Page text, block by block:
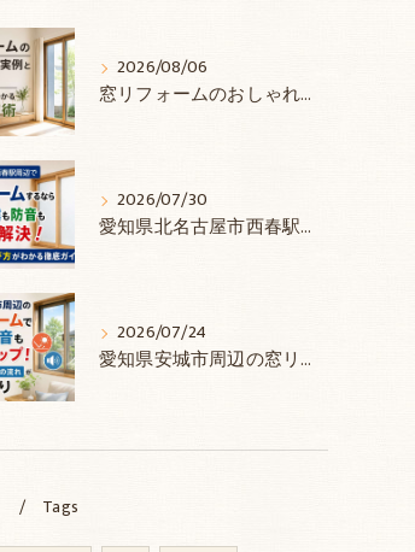
2026/08/06
窓リフォームのおしゃれな実例と選び方―費用相場もわかる魅せる窓術
2026/07/30
愛知県北名古屋市西春駅周辺で窓リフォームするなら断熱も結露も防音もまるごと解決！費用相場や選び方がわかる徹底ガイド
2026/07/24
愛知県安城市周辺の窓リフォームで断熱や防音もパワーアップ！費用相場と工事の流れがまるわかり
Tags